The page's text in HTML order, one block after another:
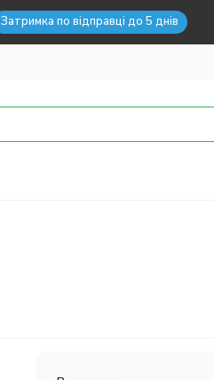
Затримка по відправці до 5 днів